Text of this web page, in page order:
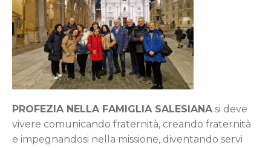
PROFEZIA NELLA FAMIGLIA SALESIANAsi deve
vivere comunicando fraternità, creando fraternità
e impegnandosi nella missione, diventando servi